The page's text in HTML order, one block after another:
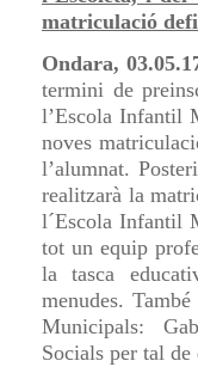
matriculació
Ondara,
termini de
l’Escola Infantil
noves
l’alumnat.
realitzarà la
l´Escola Infantil
tot un equip
la tasca
menudes.
Municipals:
Socials per tal